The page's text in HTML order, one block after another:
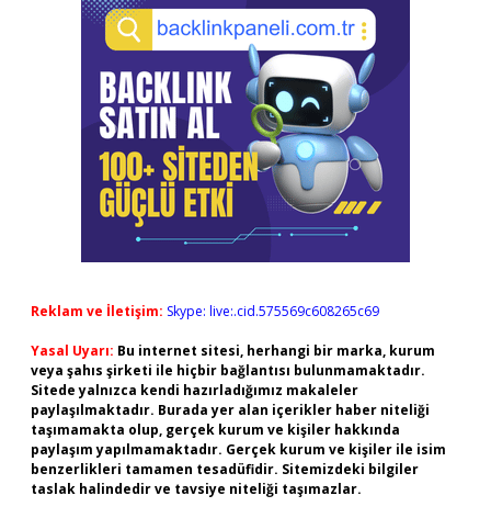
Reklam ve İletişim: Skype: live:.cid.575569c608265c69
Yasal Uyarı: Bu internet sitesi, herhangi bir marka, kurum
veya şahıs şirketi ile hiçbir bağlantısı bulunmamaktadır.
Sitede yalnızca kendi hazırladığımız makaleler
paylaşılmaktadır. Burada yer alan içerikler haber niteliği
taşımamakta olup, gerçek kurum ve kişiler hakkında
paylaşım yapılmamaktadır. Gerçek kurum ve kişiler ile isim
benzerlikleri tamamen tesadüfidir. Sitemizdeki bilgiler
taslak halindedir ve tavsiye niteliği taşımazlar.